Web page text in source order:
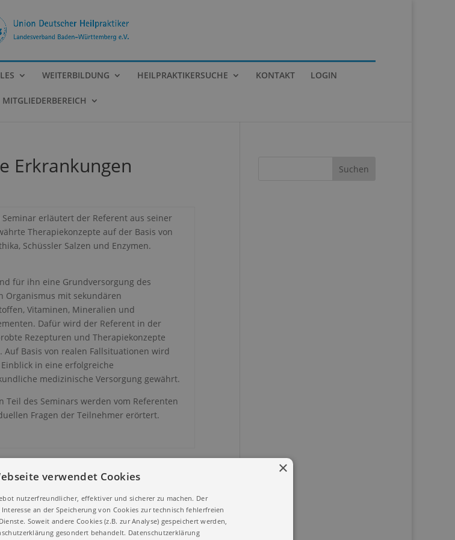
WEITERBILDUNG HEILPRAKTIKERSUCHE KONTAKT LOGIN
MITGLIEDERBEREICH
Erkrankungen
Seminar erläutert der Referent aus seiner
Therapiekonzepte auf der Basis von
Schüssler Salzen und Enzymen.
für ihn eine Grundversorgung des
Organismus mit sekundären
Vitaminen, Mineralien und
Dafür wird der Referent in der
Rezepturen und Therapiekonzepte
Auf Basis von realen Fallsituationen wird
in eine erfolgreiche
medizinische Versorgung gewährt.
Teil des Seminars werden vom Referenten
Fragen der Teilnehmer erörtert.
Peter Emmrich
Facharzt für
Allgemeinmedizin,
Zusatzbezeichnungen
verwendet Cookies
nutzerfreundlicher, effektiver und sicherer zu machen. Der
an der Speicherung von Cookies zur technisch fehlerfreien
Soweit andere Cookies (z.B. zur Analyse) gespeichert werden,
gesondert behandelt. Datenschutzerklärung
×